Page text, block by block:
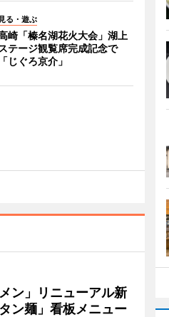
見る・遊ぶ
崎「榛名湖花火大会」湖上
ステージ観覧席完成記念で
「じぐろ京介」
ン」リニューアル新
ン麺」看板メニュー